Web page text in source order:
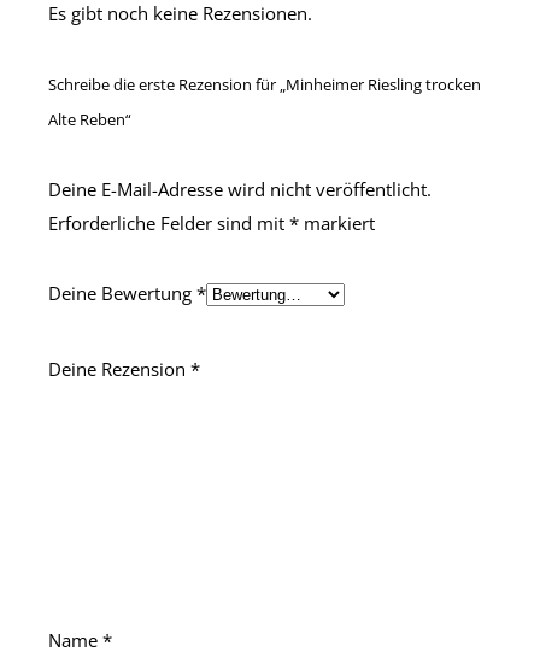
Es gibt noch keine Rezensionen.
Schreibe die erste Rezension für „Minheimer Riesling trocken
Alte Reben“
Deine E-Mail-Adresse wird nicht veröffentlicht.
Erforderliche Felder sind mit * markiert
Deine Bewertung *
Deine Rezension *
Name *